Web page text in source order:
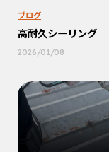
ブログ
高耐久シーリング
2026/01/08